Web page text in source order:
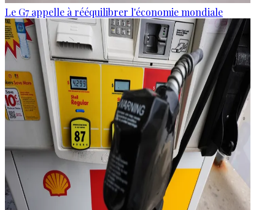
Le G7 appelle à rééquilibrer l'économie mondiale